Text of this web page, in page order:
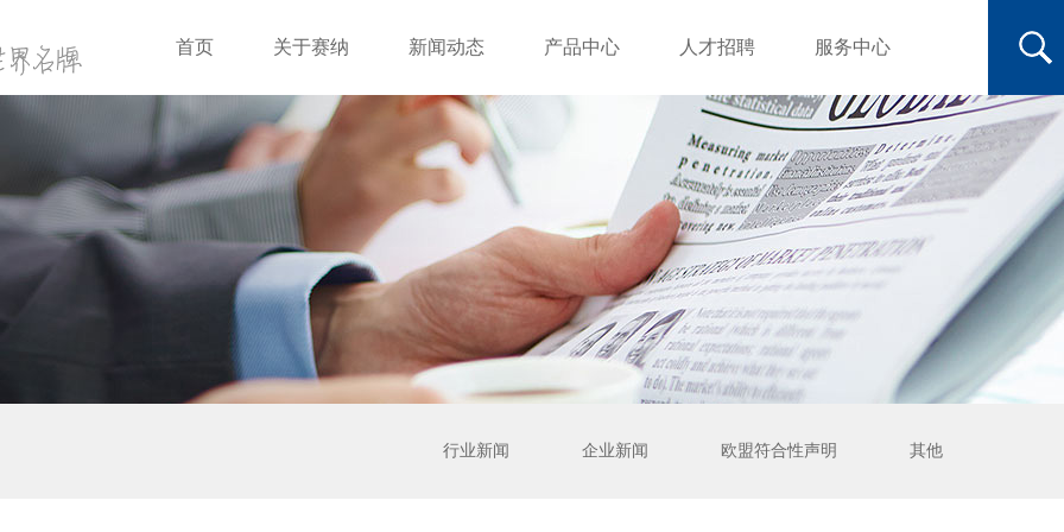
首页 关于赛纳 新闻动态 产品中心 人才招聘 服务中心
行业新闻 企业新闻 欧盟符合性声明 其他